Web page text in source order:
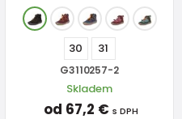
30 31
G3110257-2
Skladem
od 67,2 € s DPH